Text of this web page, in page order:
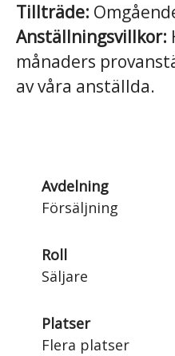
Tillträde:
Anställningsvillkor:
månaders
av våra anställda.
Avdelning
Försäljning
Roll
Säljare
Platser
Flera platser